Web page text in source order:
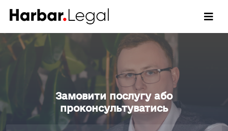
Замовити послугу або
проконсультуватись